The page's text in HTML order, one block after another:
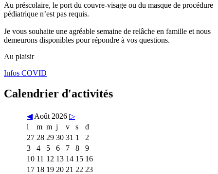
Au préscolaire, le port du couvre-visage ou du masque de procédure
pédiatrique n’est pas requis.
Je vous souhaite une agréable semaine de relâche en famille et nous
demeurons disponibles pour répondre à vos questions.
Au plaisir
Infos COVID
Calendrier d'activités
◀ Août 2026 ▷
l
m m j v s
d
27 28 29 30 31 1
2
3
4 5 6 7 8
9
10 11 12 13 14 15 16
17 18 19 20 21 22 23